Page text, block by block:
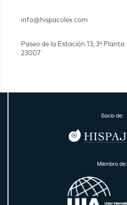
info@hispacolex.com
Paseo de la Estación 13, 3ª Planta
23007
Socio de:
Miembro de: